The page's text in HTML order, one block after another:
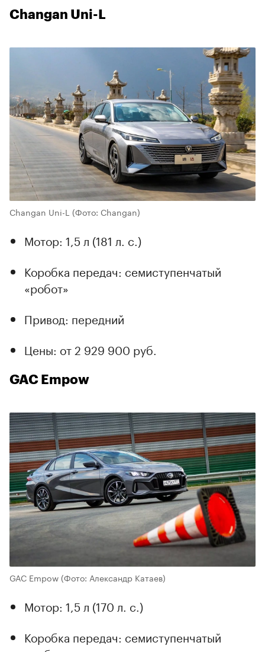
Changan Uni-L
Changan Uni-L (Фото: Changan)
Мотор: 1,5 л (181 л. с.)
Коробка передач: семиступенчатый
«робот»
Привод: передний
Цены: от 2 929 900 руб.
GAC Empow
GAC Empow(Фото: Александр Катаев)
Мотор: 1,5 л (170 л. с.)
Коробка передач: семиступенчатый